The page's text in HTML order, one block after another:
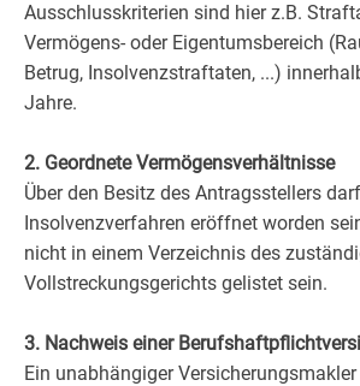
Ausschlusskriterien sind hier z.B.
Vermögens- oder Eigentumsbereich
Betrug, Insolvenzstraftaten, ...)
Jahre.
2. Geordnete Vermögensverhältnisse
Über den Besitz des Antragsstellers
Insolvenzverfahren eröffnet worden
nicht in einem Verzeichnis des
Vollstreckungsgerichts gelistet sein.
3. Nachweis einer
Ein unabhängiger